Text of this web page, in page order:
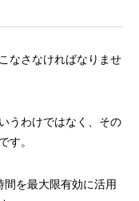
なさなければなりませ
うわけではなく、その
す。
を最大限有効に活用